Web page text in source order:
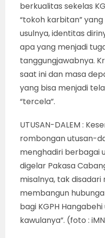
berkualitas sekelas
“tokoh karbitan”
usulnya, identitas
apa yang menjadi
tanggungjawabnya.
saat ini dan masa
yang bisa menjadi
“tercela”.
UTUSAN-DALEM :
rombongan utusan-
menghadiri berbagai
digelar Pakasa
misalnya, tak
membangun
bagi KGPH
kawulanya”. (foto :